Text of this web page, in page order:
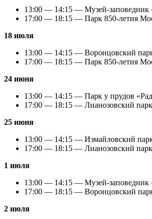
13:00 — 14:15 — Музей-заповедник
17:00 — 18:15 — Парк 850-летия
18 июля
13:00 — 14:15 — Воронцовский
17:00 — 18:15 — Парк 850-летия
24 июня
13:00 — 14:15 — Парк у прудов
17:00 — 18:15 — Лианозовский парк
25 июня
13:00 — 14:15 — Измайловский
17:00 — 18:15 — Лианозовский парк
1 июля
13:00 — 14:15 — Музей-заповедник
17:00 — 18:15 — Воронцовский
2 июля